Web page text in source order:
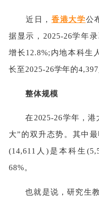
近日，香港大学公
据显示，2025-26学年
增长12.8%;内地本科生
长至2025-26学年的
整体规模
在2025-26学年，港
大”的双升态势。其中
(14,611人)是本科生
68%。
也就是说，研究生教